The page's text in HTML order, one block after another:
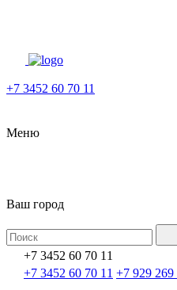
+7 3452 60 70 11
Меню
Ваш город
+7 3452 60 70 11
+7 3452 60 70 11 +7 929 269